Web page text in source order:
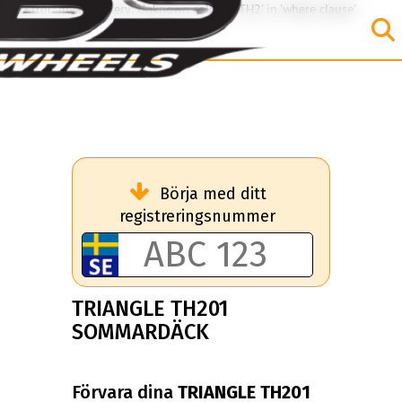
SQL Error: Invalid query: Unknown column 'TH2' in 'where clause'
Börja med ditt
registreringsnummer
TRIANGLE TH201
SOMMARDÄCK
Förvara dina TRIANGLE TH201